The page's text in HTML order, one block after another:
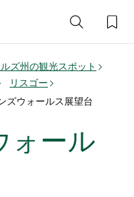
ズ州の観光スポット
リスゴー
ズウォールス展望台
ォール